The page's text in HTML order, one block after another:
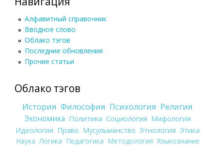
Алфавитный справочник
Вводное слово
Облако тэгов
Последние обновления
Прочие статьи
Облако тэгов
История Философия Психология Религия
Экономика Политика Социология Мифология
Идеология Право Мусульманство Этнология Этика
Наука Логика Педагогика Методология Языкознание